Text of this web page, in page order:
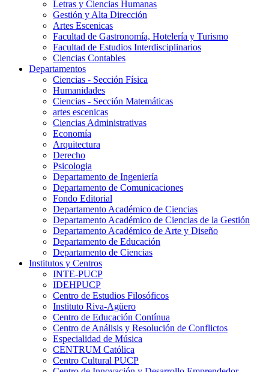
Letras y Ciencias Humanas
Gestión y Alta Dirección
Artes Escenicas
Facultad de Gastronomía, Hotelería y Turismo
Facultad de Estudios Interdisciplinarios
Ciencias Contables
Departamentos
Ciencias - Sección Física
Humanidades
Ciencias - Sección Matemáticas
artes escenicas
Ciencias Administrativas
Economía
Arquitectura
Derecho
Psicologia
Departamento de Ingeniería
Departamento de Comunicaciones
Fondo Editorial
Departamento Académico de Ciencias
Departamento Académico de Ciencias de la Gestión
Departamento Académico de Arte y Diseño
Departamento de Educación
Departamento de Ciencias
Institutos y Centros
INTE-PUCP
IDEHPUCP
Centro de Estudios Filosóficos
Instituto Riva-Agüero
Centro de Educación Contínua
Centro de Análisis y Resolución de Conflictos
Especialidad de Música
CENTRUM Católica
Centro Cultural PUCP